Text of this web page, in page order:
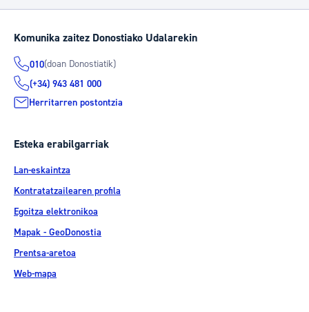
Komunika zaitez Donostiako Udalarekin
010(doan Donostiatik)
(+34) 943 481 000
Herritarren postontzia
Esteka erabilgarriak
Lan-eskaintza
Kontratatzailearen profila
Egoitza elektronikoa
Mapak - GeoDonostia
Prentsa-aretoa
Web-mapa